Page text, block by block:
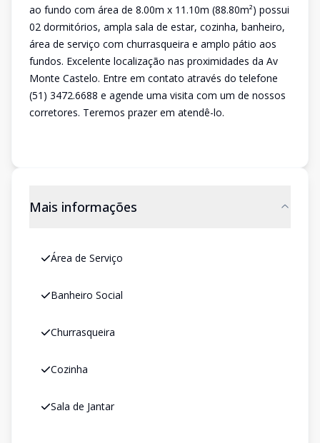
ao fundo com área de 8.00m x 11.10m (88.80m²) possui
02 dormitórios, ampla sala de estar, cozinha, banheiro,
área de serviço com churrasqueira e amplo pátio aos
fundos. Excelente localização nas proximidades da Av
Monte Castelo. Entre em contato através do telefone
(51) 3472.6688 e agende uma visita com um de nossos
corretores. Teremos prazer em atendê-lo.
Mais informações
Área de Serviço
Banheiro Social
Churrasqueira
Cozinha
Sala de Jantar